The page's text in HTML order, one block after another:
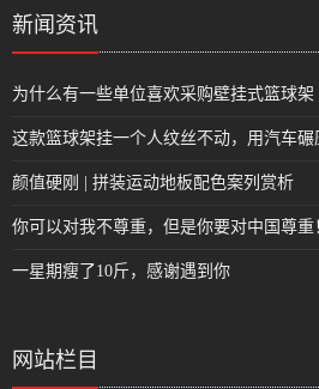
新闻资讯
为什么有一些单位喜欢采购壁挂式篮球架
这款篮球架挂一个人纹丝不动，用汽车碾
颜值硬刚 | 拼装运动地板配色案列赏析
你可以对我不尊重，但是你要对中国尊重
一星期瘦了10斤，感谢遇到你
网站栏目